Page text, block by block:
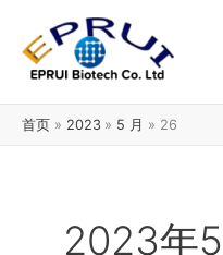
容
首页 2023 5 月 26
2023年